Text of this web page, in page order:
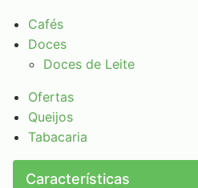
Cafés
Doces
Doces de Leite
Ofertas
Queijos
Tabacaria
Características